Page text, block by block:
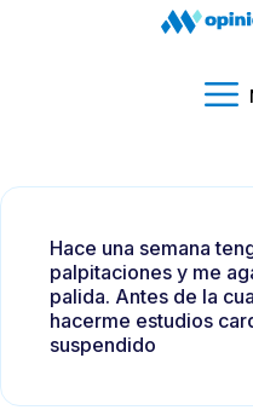
Hace una semana
palpitaciones y me
palida. Antes de la
hacerme estudios
suspendido